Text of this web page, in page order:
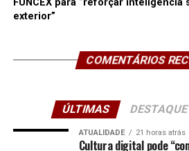
FUNCEX para “reforçar
exterior”
COMENTÁRIOS
ÚLTIMAS DESTAQUE
ATUALIDADE 21 horas atrás
Cultura digital pode